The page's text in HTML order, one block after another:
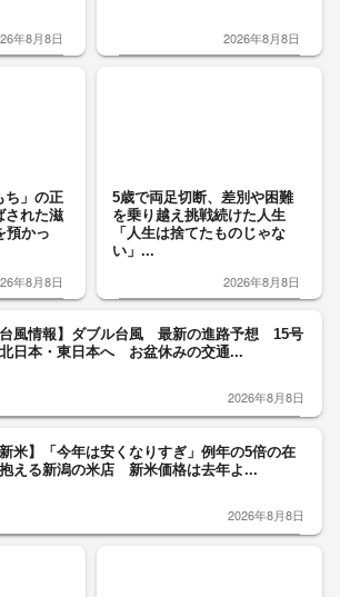
年8月8日 2026年8月8日
ち」の正
れた滋
預かっ
年8月8日
5歳で両足切断、差別や困難
を乗り越え挑戦続けた人生
「人生は捨てたものじゃな
い」...
2026年8月8日
台風情報】ダブル台風 最新の進路予想 15号
日本・東日本へ お盆休みの交通...
2026年8月8日
新米】「今年は安くなりすぎ」例年の5倍の在
える新潟の米店 新米価格は去年よ...
2026年8月8日